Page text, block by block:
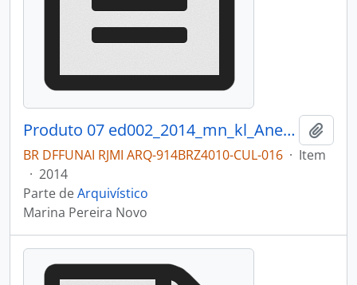
Produto 07 ed002_2014_mn_kl_Anexo_II_Catalogo_Mostra_fotografica.pdf
BR DFFUNAI RJMI ARQ-914BRZ4010-CUL-016 · Item
· 2014
Parte deArquivístico
Marina Pereira Novo